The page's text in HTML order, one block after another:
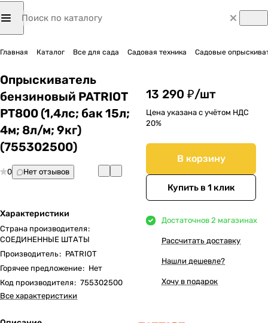
Главная Каталог Все для сада Садовая техника Садовые
Опрыскиватель
бензиновый PATRIOT
PT800 (1,4лс; бак 15л;
4м; 8л/м; 9кг)
(755302500)
0 Нет отзывов
Характеристики
Страна производителя:
СОЕДИНЕННЫЕ ШТАТЫ
Производитель: PATRIOT
Горячее предложение: Нет
Код производителя: 755302500
Все характеристики
13 290 ₽/шт
Цена указана с учётом НДС
20%
В корзину
Купить в 1 клик
Достаточнов 2 магазинах
Рассчитать доставку
Нашли дешевле?
Хочу в подарок